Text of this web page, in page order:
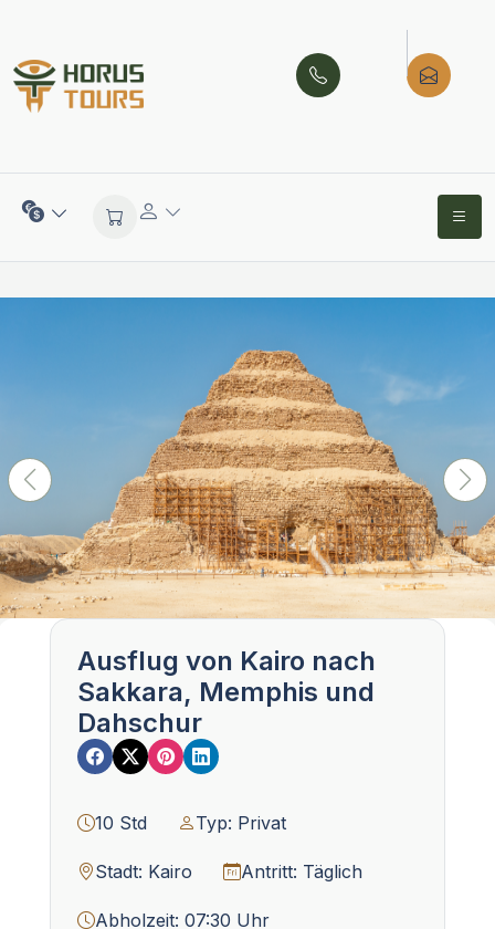
Ausflug von Kairo nach
Sakkara, Memphis und
Dahschur
10 Std Typ: Privat
Stadt: Kairo Antritt: Täglich
Abholzeit: 07:30 Uhr